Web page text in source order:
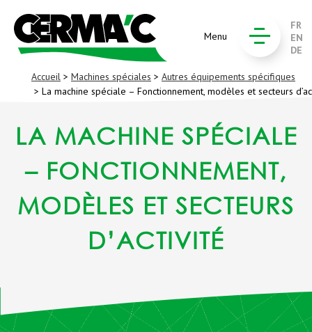
Menu
FR
EN
DE
Accueil > Machines spéciales > Autres équipements spécifiques
> La machine spéciale – Fonctionnement, modèles et secteurs
LA MACHINE SPÉCIALE
– FONCTIONNEMENT,
MODÈLES ET SECTEURS
D’ACTIVITÉ